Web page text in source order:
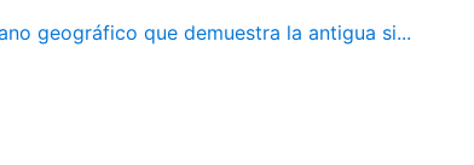
geográfico que demuestra la antigua si...